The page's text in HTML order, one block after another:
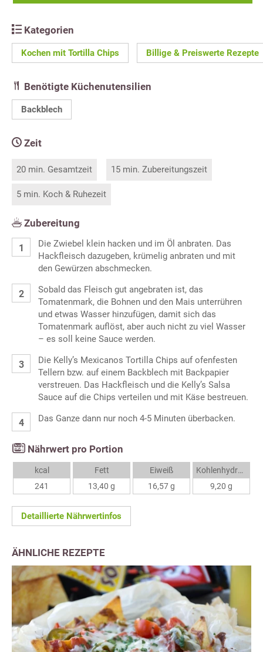
Kategorien
Kochen mit Tortilla Chips Billige & Preiswerte Rezepte
Benötigte Küchenutensilien
Backblech
Zeit
20 min. Gesamtzeit 15 min. Zubereitungszeit
5 min. Koch & Ruhezeit
Zubereitung
Die Zwiebel klein hacken und im Öl anbraten. Das
Hackfleisch dazugeben, krümelig anbraten und mit
den Gewürzen abschmecken.
Sobald das Fleisch gut angebraten ist, das
Tomatenmark, die Bohnen und den Mais unterrühren
und etwas Wasser hinzufügen, damit sich das
Tomatenmark auflöst, aber auch nicht zu viel Wasser
– es soll keine Sauce werden.
Die Kelly’s Mexicanos Tortilla Chips auf ofenfesten
Tellern bzw. auf einem Backblech mit Backpapier
verstreuen. Das Hackfleisch und die Kelly’s Salsa
Sauce auf die Chips verteilen und mit Käse bestreuen.
Das Ganze dann nur noch 4-5 Minuten überbacken.
Nährwert pro Portion
kcal
241
Fett
13,40 g
Eiweiß
16,57 g
Kohlenhydrate
9,20 g
Detaillierte Nährwertinfos
ÄHNLICHE REZEPTE